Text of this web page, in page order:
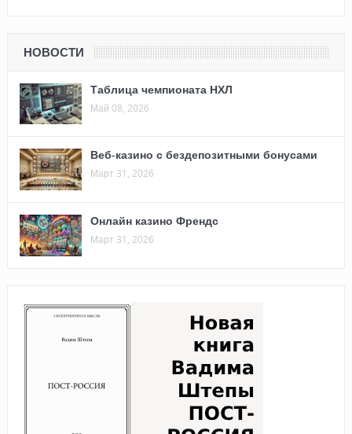
НОВОСТИ
Таблица чемпионата НХЛ
Май 08, 2026
Веб-казино с бездепозитными бонусами
Март 31, 2026
Онлайн казино Френдс
Март 31, 2026